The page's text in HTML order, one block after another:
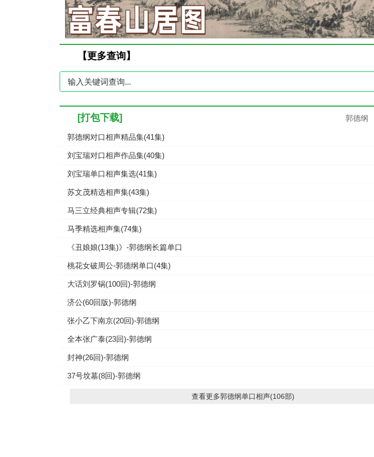
【更多查询】
[打包下载] 郭德纲
郭德纲对口相声精品集(41集)
刘宝瑞对口相声作品集(40集)
刘宝瑞单口相声集选(41集)
苏文茂精选相声集(43集)
马三立经典相声专辑(72集)
马季精选相声集(74集)
《丑娘娘(13集)》-郭德纲长篇单口
桃花女破周公-郭德纲单口(4集)
大话刘罗锅(100回)-郭德纲
济公(60回版)-郭德纲
张小乙下南京(20回)-郭德纲
全本张广泰(23回)-郭德纲
封神(26回)-郭德纲
37号坟墓(8回)-郭德纲
查看更多郭德纲单口相声(106部)